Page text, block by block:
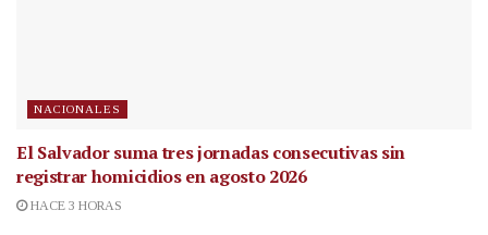
NACIONALES
El Salvador suma tres jornadas consecutivas sin
registrar homicidios en agosto 2026
HACE 3 HORAS